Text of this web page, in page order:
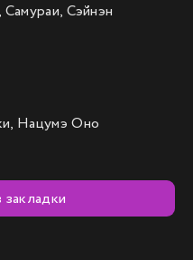
Сэйнэн
Нацумэ Оно